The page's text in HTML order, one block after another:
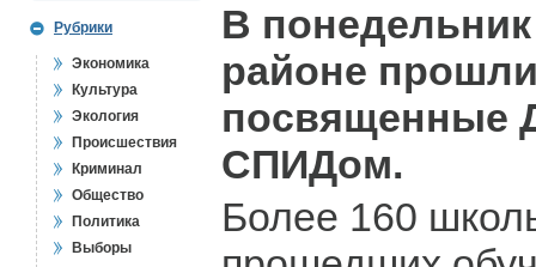
Рубрики
Экономика
Культура
Экология
Происшествия
Криминал
Общество
Политика
Выборы
В
районе
посвященные
СПИДом.
Более 160